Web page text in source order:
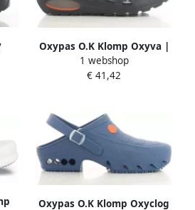
Oxypas O.K Klomp Oxyva |
Electrisch Groen | 00 154
212 43
1 webshop
€ 41,42
Oxypas O.K Klomp Oxyclog